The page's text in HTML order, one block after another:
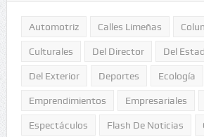
Automotriz Calles Limeñas
Culturales Del Director Del
Del Exterior Deportes Ecología
Emprendimientos Empresariales
Espectáculos Flash De Noticias